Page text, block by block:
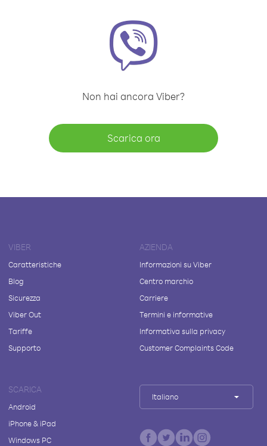
Non hai ancora Viber?
Scarica ora
VIBER
Caratteristiche
Blog
Sicurezza
Viber Out
Tariffe
Supporto
AZIENDA
Informazioni su Viber
Centro marchio
Carriere
Termini e informative
Informativa sulla privacy
Customer Complaints Code
SCARICA
Android
iPhone & iPad
Windows PC
Italiano